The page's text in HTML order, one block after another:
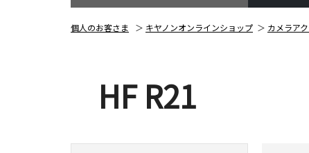
個人のお客さま キヤノンオンラインショップ カメラア
HF R21